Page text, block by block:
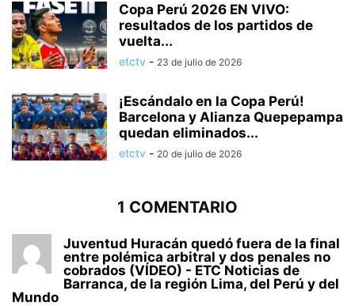
Copa Perú 2026 EN VIVO:
resultados de los partidos de
vuelta...
etctv - 23 de julio de 2026
¡Escándalo en la Copa Perú!
Barcelona y Alianza Quepepampa
quedan eliminados...
etctv - 20 de julio de 2026
1 COMENTARIO
Juventud Huracán quedó fuera de la final
entre polémica arbitral y dos penales no
cobrados (VÍDEO) - ETC Noticias de
Barranca, de la región Lima, del Perú y del
Mundo